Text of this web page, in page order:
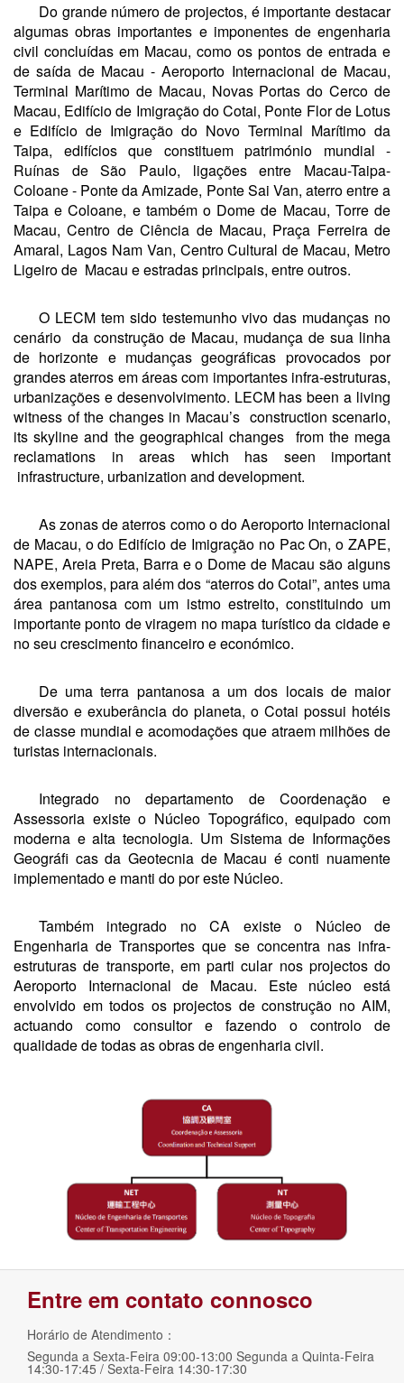
Do grande número de projectos, é importante destacar
algumas obras importantes e imponentes de engenharia
civil concluídas em Macau, como os pontos de entrada e
de saída de Macau - Aeroporto Internacional de Macau,
Terminal Marítimo de Macau, Novas Portas do Cerco de
Macau, Edifício de Imigração do Cotai, Ponte Flor de Lotus
e Edifício de Imigração do Novo Terminal Marítimo da
Taipa, edifícios que constituem património mundial -
Ruínas de São Paulo, ligações entre Macau-Taipa-
Coloane - Ponte da Amizade, Ponte Sai Van, aterro entre a
Taipa e Coloane, e também o Dome de Macau, Torre de
Macau, Centro de Ciência de Macau, Praça Ferreira de
Amaral, Lagos Nam Van, Centro Cultural de Macau, Metro
Ligeiro de Macau e estradas principais, entre outros.
O LECM tem sido testemunho vivo das mudanças no
cenário da construção de Macau, mudança de sua linha
de horizonte e mudanças geográficas provocados por
grandes aterros em áreas com importantes infra-estruturas,
urbanizações e desenvolvimento. LECM has been a living
witness of the changes in Macau’s construction scenario,
its skyline and the geographical changes from the mega
reclamations in areas which has seen important
infrastructure, urbanization and development.
As zonas de aterros como o do Aeroporto Internacional
de Macau, o do Edifício de Imigração no Pac On, o ZAPE,
NAPE, Areia Preta, Barra e o Dome de Macau são alguns
dos exemplos, para além dos “aterros do Cotai”, antes uma
área pantanosa com um istmo estreito, constituindo um
importante ponto de viragem no mapa turístico da cidade e
no seu crescimento financeiro e económico.
De uma terra pantanosa a um dos locais de maior
diversão e exuberância do planeta, o Cotai possui hotéis
de classe mundial e acomodações que atraem milhões de
turistas internacionais.
Integrado no departamento de Coordenação e
Assessoria existe o Núcleo Topográfico, equipado com
moderna e alta tecnologia. Um Sistema de Informações
Geográfi cas da Geotecnia de Macau é conti nuamente
implementado e manti do por este Núcleo.
Também integrado no CA existe o Núcleo de
Engenharia de Transportes que se concentra nas infra-
estruturas de transporte, em parti cular nos projectos do
Aeroporto Internacional de Macau. Este núcleo está
envolvido em todos os projectos de construção no AIM,
actuando como consultor e fazendo o controlo de
qualidade de todas as obras de engenharia civil.
Entre em contato connosco
Horário de Atendimento：
Segunda a Sexta-Feira 09:00-13:00 Segunda a Quinta-Feira
14:30-17:45 / Sexta-Feira 14:30-17:30